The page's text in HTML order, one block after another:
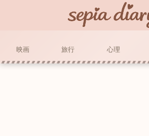
映画 旅行 心理